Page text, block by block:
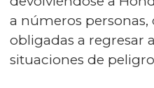
a números personas,
obligadas a regresar
situaciones de